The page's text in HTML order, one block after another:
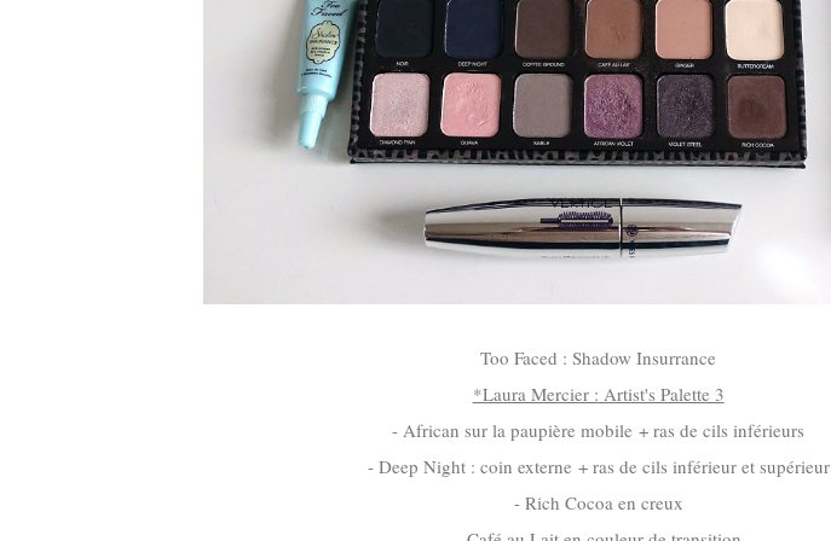
Too Faced : Shadow Insurrance
*Laura Mercier : Artist's Palette 3
- African sur la paupière mobile + ras de cils inférieurs
- Deep Night : coin externe + ras de cils inférieur et supérieur
- Rich Cocoa en creux